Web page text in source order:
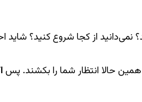
نمی‌دانید از کجا شروع کنید؟
حالا انتظار شما را بکشند. پس